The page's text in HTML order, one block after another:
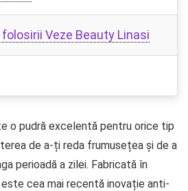
Veze Beauty Linasi
o pudră excelentă pentru orice tip
de a-ți reda frumusețea și de a
perioadă a zilei. Fabricată în
cea mai recentă inovație anti-